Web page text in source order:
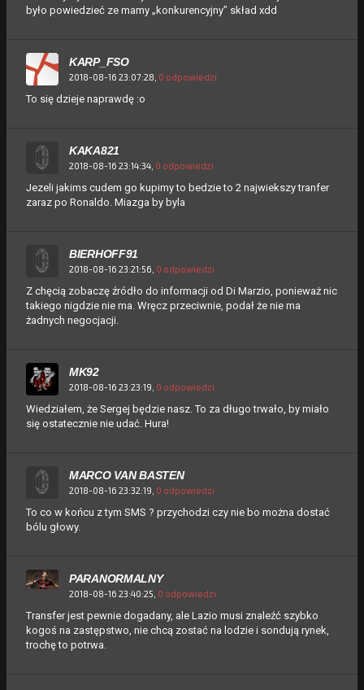
było powiedzieć ze mamy „konkurencyjny” skład xdd
KARP_FSO
2018-08-16 23:07:28, 0 odpowiedzi
To się dzieje naprawdę :o
KAKA821
2018-08-16 23:14:34, 0 odpowiedzi
Jezeli jakims cudem go kupimy to bedzie to 2 najwiekszy tranfer
zaraz po Ronaldo. Miazga by byla
BIERHOFF91
2018-08-16 23:21:56, 0 odpowiedzi
Z chęcią zobaczę źródło do informacji od Di Marzio, ponieważ nic
takiego nigdzie nie ma. Wręcz przeciwnie, podał że nie ma
żadnych negocjacji.
MK92
2018-08-16 23:23:19, 0 odpowiedzi
Wiedziałem, że Sergej będzie nasz. To za długo trwało, by miało
się ostatecznie nie udać. Hura!
MARCO VAN BASTEN
2018-08-16 23:32:19, 0 odpowiedzi
To co w końcu z tym SMS ? przychodzi czy nie bo można dostać
bólu głowy.
PARANORMALNY
2018-08-16 23:40:25, 0 odpowiedzi
Transfer jest pewnie dogadany, ale Lazio musi znaleźć szybko
kogoś na zastępstwo, nie chcą zostać na lodzie i sondują rynek,
trochę to potrwa.